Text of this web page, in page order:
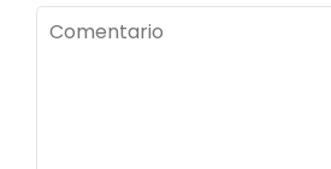
Comentario